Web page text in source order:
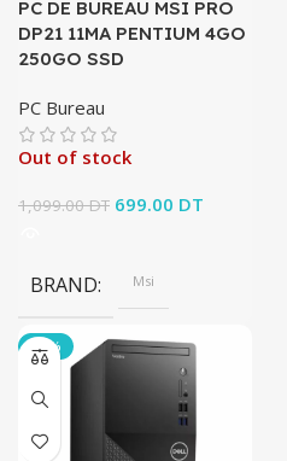
PC DE BUREAU MSI PRO
DP21 11MA PENTIUM 4GO
250GO SSD
PC Bureau
Out of stock
1,099.00DT Le prix initial
699.00 DT
BRAND Msi
-17%